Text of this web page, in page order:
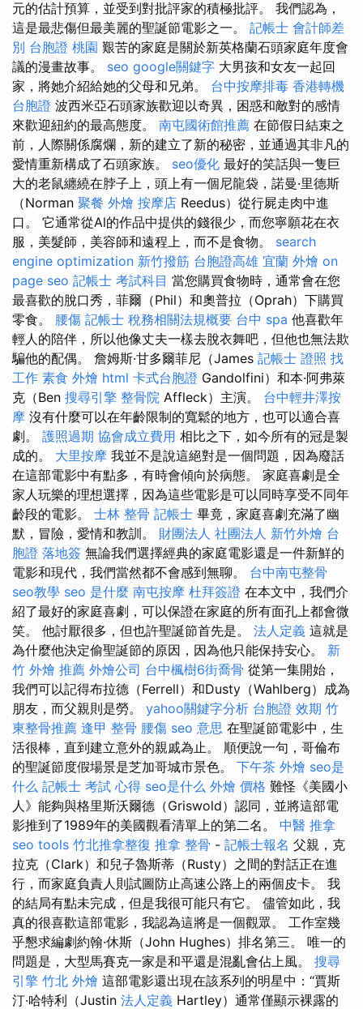
元的估計預算，並受到對批評家的積極批評。 我們認為，
這是最悲傷但最美麗的聖誕節電影之一。 記帳士 會計師差
別 台胞證 桃園 艱苦的家庭是關於新英格蘭石頭家庭年度會
議的漫畫故事。 seo google關鍵字 大男孩和女友一起回
家，將她介紹給她的父母和兄弟。 台中按摩排毒 香港轉機
台胞證 波西米亞石頭家族歡迎以奇異，困惑和敵對的感情
來歡迎紐約的最高態度。 南屯國術館推薦 在節假日結束之
前，人際關係腐爛，新的建立了新的秘密，並通過其非凡的
愛情重新構成了石頭家族。 seo優化 最好的笑話與一隻巨
大的老鼠纏繞在脖子上，頭上有一個尼龍袋，諾曼·里德斯
（Norman 聚餐 外燴 按摩店 Reedus）從行屍走肉中進
口。 它通常從Al的作品中提供的錢很少，而您寧願花在衣
服，美髮師，美容師和遠程上，而不是食物。 search
engine optimization 新竹撥筋 台胞證高雄 宜蘭 外燴 on
page seo 記帳士 考試科目 當您購買食物時，通常會在您
最喜歡的脫口秀，菲爾（Phil）和奧普拉（Oprah）下購買
零食。 腰傷 記帳士 稅務相關法規概要 台中 spa 他喜歡年
輕人的陪伴，所以他像丈夫一樣去脫衣舞吧，但他也無法欺
騙他的配偶。 詹姆斯·甘多爾菲尼（James 記帳士 證照 找
工作 素食 外燴 html 卡式台胞證 Gandolfini）和本·阿弗萊
克（Ben 搜尋引擎 整骨院 Affleck）主演。 台中輕井澤按
摩 沒有什麼可以在年齡限制的寬鬆的地方，也可以適合喜
劇。 護照過期 協會成立費用 相比之下，如今所有的冠是製
成的。 大里按摩 我並不是說這絕對是一個問題，因為廢話
在這部電影中有點多，有時會傾向於病態。 家庭喜劇是全
家人玩樂的理想選擇，因為這些電影是可以同時享受不同年
齡段的電影。 士林 整骨 記帳士 畢竟，家庭喜劇充滿了幽
默，冒險，愛情和教訓。 財團法人 社團法人 新竹外燴 台
胞證 落地簽 無論我們選擇經典的家庭電影還是一件新鮮的
電影和現代，我們當然都不會感到無聊。 台中南屯整骨
seo教學 seo 是什麼 南屯按摩 杜拜簽證 在本文中，我們介
紹了最好的家庭喜劇，可以保證在家庭的所有面孔上都會微
笑。 他討厭很多，但也許聖誕節首先是。 法人定義 這就是
為什麼他決定偷聖誕節的原因，因為他只能保持安心。 新
竹 外燴 推薦 外燴公司 台中楓樹6街喬骨 從第一集開始，
我們可以記得布拉德（Ferrell）和Dusty（Wahlberg）成為
朋友，而父親則是勞。 yahoo關鍵字分析 台胞證 效期 竹
東整骨推薦 逢甲 整骨 腰傷 seo 意思 在聖誕節電影中，生
活很棒，直到建立意外的親戚為止。 順便說一句，哥倫布
的聖誕節度假場景是芝加哥城市景色。 下午茶 外燴 seo是
什么 記帳士 考試 心得 seo是什么 外燴 價格 難怪《美國小
人》能夠與格里斯沃爾德（Griswold）認同，並將這部電
影推到了1989年的美國觀看清單上的第二名。 中醫 推拿
seo tools 竹北推拿整復 推拿 整骨 - 記帳士報名 父親，克
拉克（Clark）和兒子魯斯蒂（Rusty）之間的對話正在進
行，而家庭負責人則試圖防止高速公路上的兩個皮卡。 我
的結局有點未完成，但是我很可能只有它。 儘管如此，我
真的很喜歡這部電影，我認為這將是一個觀眾。 工作室幾
乎懇求編劇約翰·休斯（John Hughes）排名第三。 唯一的
問題是，大型馬賽克一家是和平還是混亂會佔上風。 搜尋
引擎 竹北 外燴 這部電影還出現在該系列的明星中：“賈斯
汀·哈特利（Justin 法人定義 Hartley）通常僅顯示裸露的